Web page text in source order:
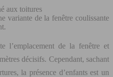
aux toitures
variante de la fenêtre coulissante
l’emplacement de la fenêtre et
décisifs. Cependant, sachant
la présence d’enfants est un